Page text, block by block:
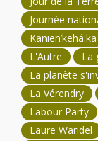
Journée
Kanien’kehá:ka
L'Autre
La
La planète
La Vérendry
Labour Party
Laure Waridel